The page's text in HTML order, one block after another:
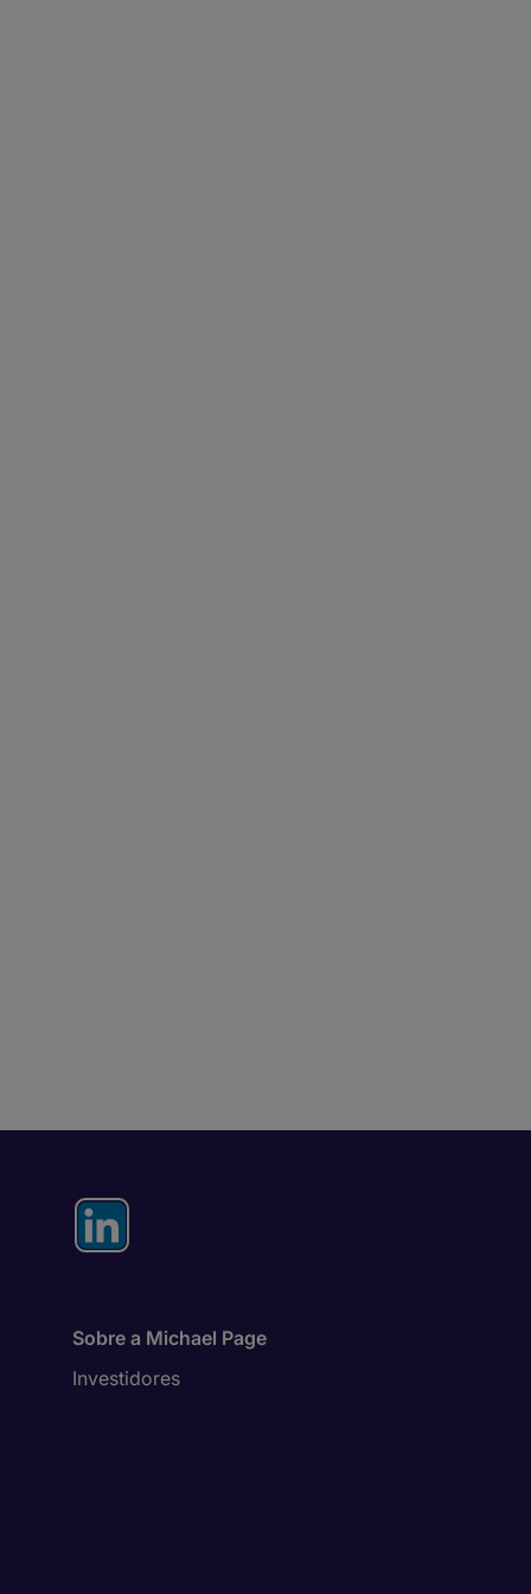
Sobre a Michael Page
Investidores